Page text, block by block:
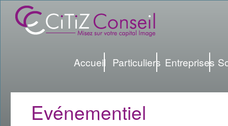
Accueil Particuliers Entreprises
Evénementiel